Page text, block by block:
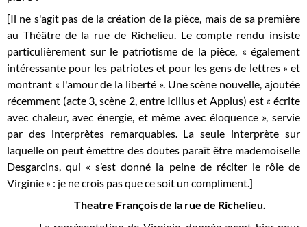
[Il ne s'agit pas de la création de la pièce, mais de sa première
au Théâtre de la rue de Richelieu. Le compte rendu insiste
particulièrement sur le patriotisme de la pièce, « également
intéressante pour les patriotes et pour les gens de lettres » et
montrant « l'amour de la liberté ». Une scène nouvelle, ajoutée
récemment (acte 3, scène 2, entre Icilius et Appius) est « écrite
avec chaleur, avec énergie, et même avec éloquence », servie
par des interprètes remarquables. La seule interprète sur
laquelle on peut émettre des doutes paraît être mademoiselle
Desgarcins, qui « s’est donné la peine de réciter le rôle de
Virginie » : je ne crois pas que ce soit un compliment.]
Theatre François de la rue de Richelieu.